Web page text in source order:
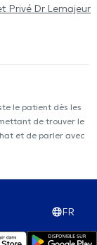
Privé Dr Lemajeur
le patient dès les
de trouver le
et de parler avec
FR